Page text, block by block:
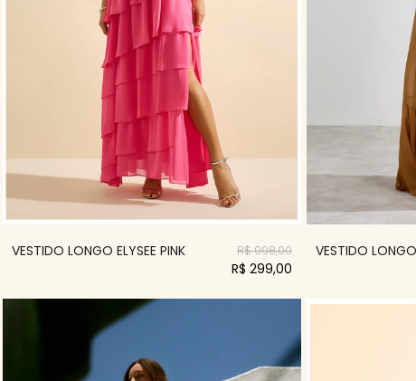
VESTIDO LONGO ELYSEE PINK R$ 998,00
R$ 299,00
VESTIDO